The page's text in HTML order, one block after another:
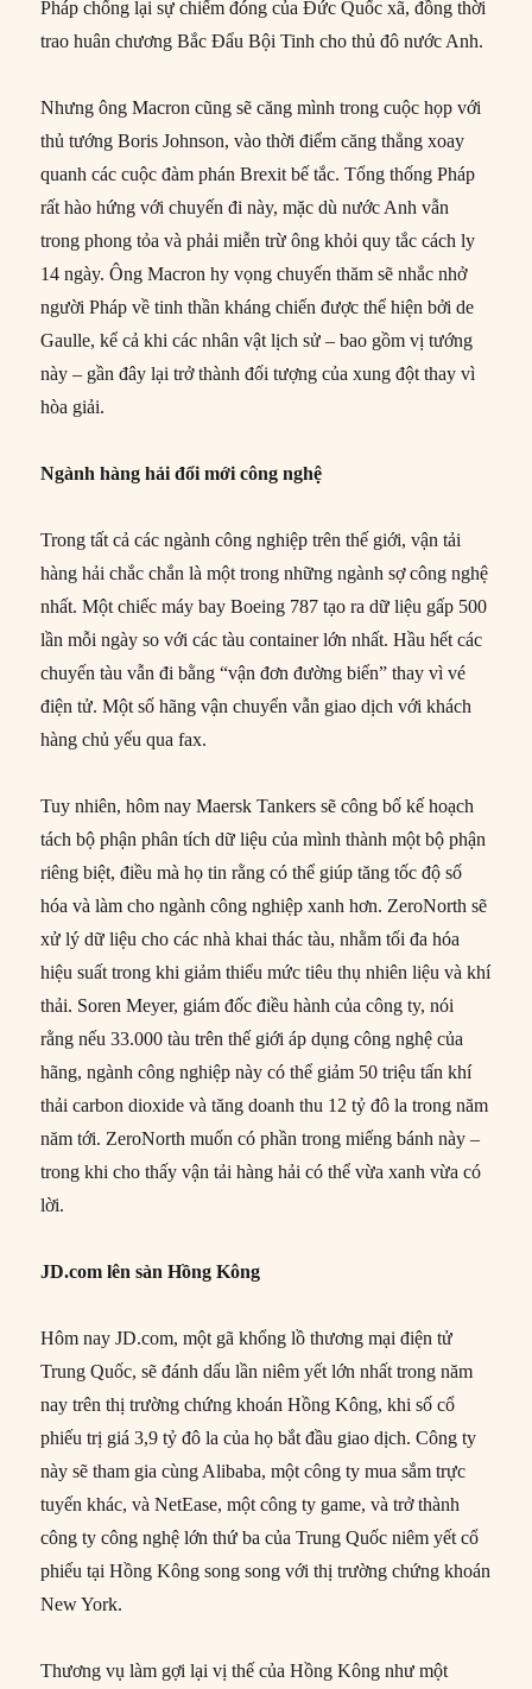
Pháp chống lại sự chiếm đóng của Đức Quốc xã, đồng thời
trao huân chương Bắc Đẩu Bội Tinh cho thủ đô nước Anh.
Nhưng ông Macron cũng sẽ căng mình trong cuộc họp với
thủ tướng Boris Johnson, vào thời điểm căng thẳng xoay
quanh các cuộc đàm phán Brexit bế tắc. Tổng thống Pháp
rất hào hứng với chuyến đi này, mặc dù nước Anh vẫn
trong phong tỏa và phải miễn trừ ông khỏi quy tắc cách ly
14 ngày. Ông Macron hy vọng chuyến thăm sẽ nhắc nhở
người Pháp về tinh thần kháng chiến được thể hiện bởi de
Gaulle, kể cả khi các nhân vật lịch sử – bao gồm vị tướng
này – gần đây lại trở thành đối tượng của xung đột thay vì
hòa giải.
Ngành hàng hải đổi mới công nghệ
Trong tất cả các ngành công nghiệp trên thế giới, vận tải
hàng hải chắc chắn là một trong những ngành sợ công nghệ
nhất. Một chiếc máy bay Boeing 787 tạo ra dữ liệu gấp 500
lần mỗi ngày so với các tàu container lớn nhất. Hầu hết các
chuyến tàu vẫn đi bằng “vận đơn đường biển” thay vì vé
điện tử. Một số hãng vận chuyển vẫn giao dịch với khách
hàng chủ yếu qua fax.
Tuy nhiên, hôm nay Maersk Tankers sẽ công bố kế hoạch
tách bộ phận phân tích dữ liệu của mình thành một bộ phận
riêng biệt, điều mà họ tin rằng có thể giúp tăng tốc độ số
hóa và làm cho ngành công nghiệp xanh hơn. ZeroNorth sẽ
xử lý dữ liệu cho các nhà khai thác tàu, nhằm tối đa hóa
hiệu suất trong khi giảm thiểu mức tiêu thụ nhiên liệu và khí
thải. Soren Meyer, giám đốc điều hành của công ty, nói
rằng nếu 33.000 tàu trên thế giới áp dụng công nghệ của
hãng, ngành công nghiệp này có thể giảm 50 triệu tấn khí
thải carbon dioxide và tăng doanh thu 12 tỷ đô la trong năm
năm tới. ZeroNorth muốn có phần trong miếng bánh này –
trong khi cho thấy vận tải hàng hải có thể vừa xanh vừa có
lời.
JD.com lên sàn Hồng Kông
Hôm nay JD.com, một gã khổng lồ thương mại điện tử
Trung Quốc, sẽ đánh dấu lần niêm yết lớn nhất trong năm
nay trên thị trường chứng khoán Hồng Kông, khi số cổ
phiếu trị giá 3,9 tỷ đô la của họ bắt đầu giao dịch. Công ty
này sẽ tham gia cùng Alibaba, một công ty mua sắm trực
tuyến khác, và NetEase, một công ty game, và trở thành
công ty công nghệ lớn thứ ba của Trung Quốc niêm yết cổ
phiếu tại Hồng Kông song song với thị trường chứng khoán
New York.
Thương vụ làm gợi lại vị thế của Hồng Kông như một